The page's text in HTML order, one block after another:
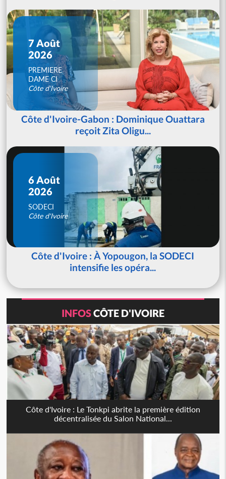
7 Août
2026
PREMIERE
DAME CI
Côte d'Ivoire
Côte d'Ivoire-Gabon : Dominique Ouattara
reçoit Zita Oligu...
6 Août
2026
SODECI
Côte d'Ivoire
Côte d'Ivoire : À Yopougon, la SODECI
intensifie les opéra...
INFOSCÔTE D'IVOIRE
Côte d'Ivoire : Le Tonkpi abrite la première édition
décentralisée du Salon National...